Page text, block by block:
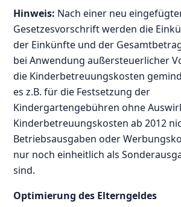
Hinweis: Nach einer neu
Gesetzesvorschrift werden die
der Einkünfte und der
bei Anwendung außersteuerlicher
die Kinderbetreuungskosten
es z.B. für die Festsetzung der
Kindergartengebühren ohne
Kinderbetreuungskosten ab 2012
Betriebsausgaben oder
nur noch einheitlich als
sind.
Optimierung des Elterngeldes